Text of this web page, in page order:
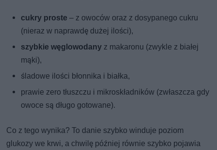
cukry proste – z owoców oraz z dosypanego cukru
(nieraz w naprawdę dużej ilości),
szybkie węglowodany z makaronu (zwykle z białej
mąki),
śladowe ilości błonnika i białka,
prawie zero tłuszczu i mikroskładników (zwłaszcza gdy
owoce są długo gotowane).
Co z tego wynika? To danie szybko winduje poziom
glukozy we krwi, a chwilę później równie szybko pojawia